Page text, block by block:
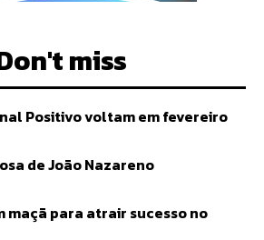
miss
Positivo voltam em fevereiro
de João Nazareno
maçã para atrair sucesso no